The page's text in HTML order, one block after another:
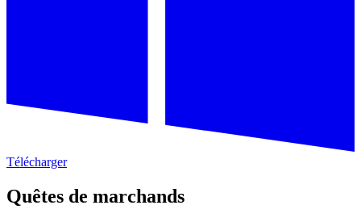
Télécharger
Quêtes de marchands